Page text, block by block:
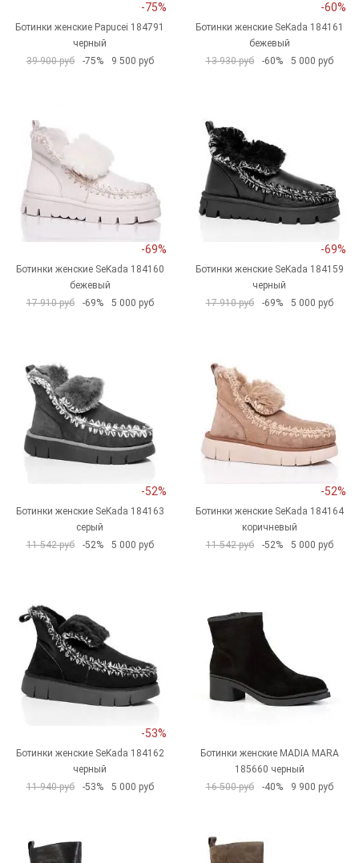
-75%
Ботинки женские Papucei 184791
черный
39 900 руб
-75% 9 500 руб
-60%
Ботинки женские SeKada 184161
бежевый
13 930 руб
-60% 5 000 руб
-69%
Ботинки женские SeKada 184160
бежевый
17 910 руб
-69% 5 000 руб
-69%
Ботинки женские SeKada 184159
черный
17 910 руб
-69% 5 000 руб
-52%
Ботинки женские SeKada 184163
серый
11 542 руб
-52% 5 000 руб
-52%
Ботинки женские SeKada 184164
коричневый
11 542 руб
-52% 5 000 руб
-53%
Ботинки женские SeKada 184162
черный
11 940 руб
-53% 5 000 руб
Ботинки женские MADIA MARA
185660 черный
16 500 руб
-40% 9 900 руб